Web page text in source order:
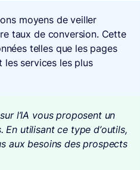
moyens de veiller
taux de conversion. Cette
telles que les pages
les services les plus
l’IA vous proposent un
utilisant ce type d’outils,
aux besoins des prospects